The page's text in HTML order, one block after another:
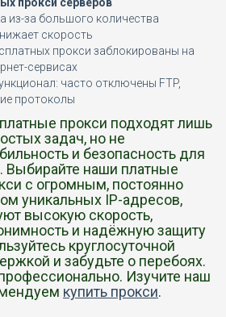
из-за большого количества
скорость
прокси заблокированы на
сервисах
часто отключены FTP,
протоколы
прокси подходят лишь
задач, но не
и безопасность для
Выбирайте наши платные
с огромным, постоянно
уникальных IP-адресов,
высокую скорость,
и надёжную защиту
круглосуточной
и забудьте о перебоях.
Изучите наш
купить прокси.